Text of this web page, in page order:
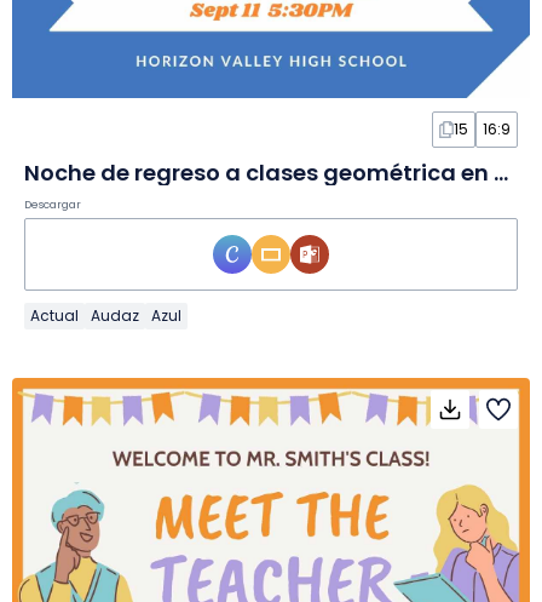
15 16:9
Noche de regreso a clases geométrica en Diapositivas
Descargar
Actual Audaz Azul